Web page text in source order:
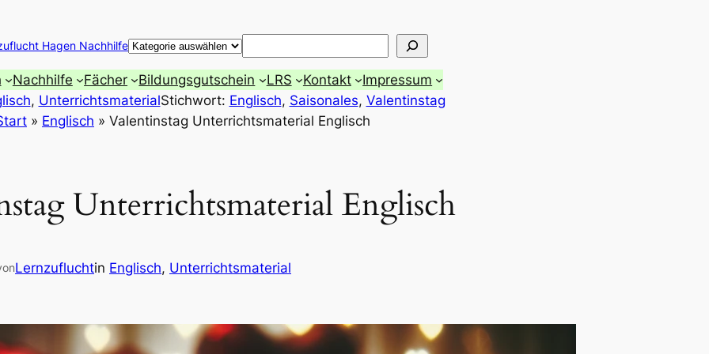
Hagen Nachhilfe Suchen
Nachhilfe Fächer Bildungsgutschein LRS Kontakt
Impressum
, UnterrichtsmaterialStichwort: Englisch, Saisonales, Valentinstag
» Englisch » Valentinstag Unterrichtsmaterial Englisch
Unterrichtsmaterial Englisch
Lernzufluchtin Englisch, Unterrichtsmaterial